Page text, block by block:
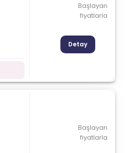
Başlayan
fiyatlarla
Detay
Başlayan
fiyatlarla